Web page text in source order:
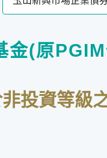
金(原
投資等級